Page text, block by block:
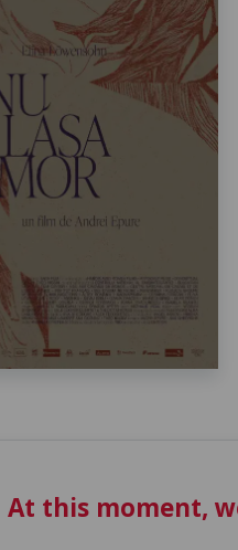
At this moment,